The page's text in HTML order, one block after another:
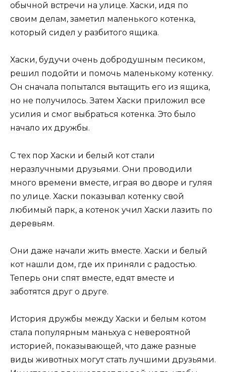
обычной встречи на улице. Хаски, идя по
своим делам, заметил маленького котенка,
который сидел у разбитого ящика.
Хаски, будучи очень добродушным песиком,
решил подойти и помочь маленькому котенку.
Он сначала попытался вытащить его из ящика,
но не получилось. Затем Хаски приложил все
усилия и смог выбраться котенка. Это было
начало их дружбы.
С тех пор Хаски и белый кот стали
неразлучными друзьями. Они проводили
много времени вместе, играя во дворе и гуляя
по улице. Хаски показывал котенку свой
любимый парк, а котенок учил Хаски лазить по
деревьям.
Они даже начали жить вместе. Хаски и белый
кот нашли дом, где их приняли с радостью.
Теперь они спят вместе, едят вместе и
заботятся друг о друге.
История дружбы между Хаски и белым котом
стала популярным маньхуа с невероятной
историей, показывающей, что даже разные
виды животных могут стать лучшими друзьями.